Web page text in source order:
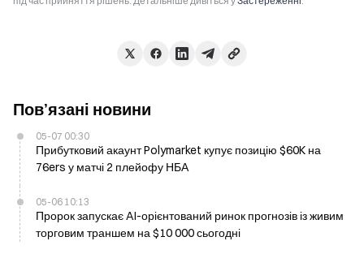
Пов’язані новини
05-07 00:30
Прибутковий акаунт Polymarket купує позицію $60K на
76ers у матчі 2 плейофу НБА
05-06 10:13
Пророк запускає AI-орієнтований ринок прогнозів із живим
торговим траншем на $10 000 сьогодні